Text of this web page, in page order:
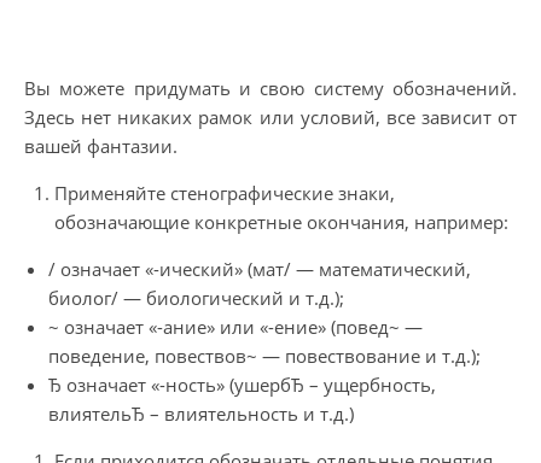
Вы можете придумать и свою систему обозначений.
Здесь нет никаких рамок или условий, все зависит от
вашей фантазии.
Применяйте стенографические знаки,
обозначающие конкретные окончания, например:
/ означает «-ический» (мат/ — математический,
биолог/ — биологический и т.д.);
~ означает «-ание» или «-ение» (повед~ —
поведение, повествов~ — повествование и т.д.);
Ђ означает «-ность» (ушербЂ – ущербность,
влиятельЂ – влиятельность и т.д.)